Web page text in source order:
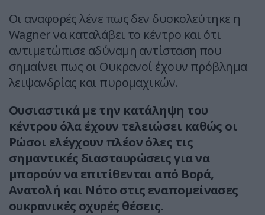
Οι αναφορές λένε πως δεν δυσκολεύτηκε η
Wagner να καταλάβει το κέντρο και ότι
αντιμετώπισε αδύναμη αντίσταση που
σημαίνει πως οι Ουκρανοί έχουν πρόβλημα
λειψανδρίας και πυρομαχικών.
Ουσιαστικά με την κατάληψη του
κέντρου όλα έχουν τελειώσει καθώς οι
Ρώσοι ελέγχουν πλέον όλες τις
σημαντικές διασταυρώσεις για να
μπορούν να επιτίθενται από Βορά,
Ανατολή και Νότο στις εναπομείνασες
ουκρανικές οχυρές θέσεις.